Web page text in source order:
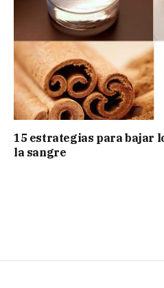
15 estrategias para bajar
la sangre